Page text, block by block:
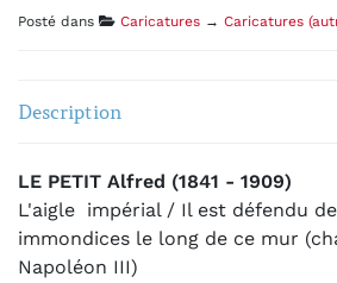
Posté dans Caricatures → Caricatures
Description
LE PETIT Alfred (1841 - 1909)
L'aigle impérial / Il est défendu
immondices le long de ce mur
Napoléon III)